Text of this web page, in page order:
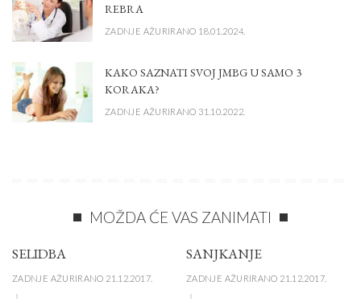
REBRA
ZADNJE AŽURIRANO 18.01.2024.
KAKO SAZNATI SVOJ JMBG U SAMO 3
KORAKA?
ZADNJE AŽURIRANO 31.10.2022.
MOŽDA ĆE VAS ZANIMATI
SELIDBA
ZADNJE AŽURIRANO 21.12.2017.
SANJKANJE
ZADNJE AŽURIRANO 21.12.2017.